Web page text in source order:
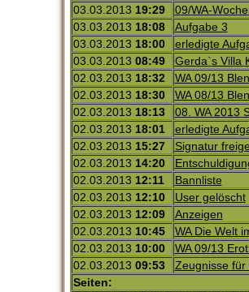
03.03.2013 19:29 09/WA-
03.03.2013 18:08 Aufgabe 3
03.03.2013 18:00 erledigte
03.03.2013 08:49 Gerda`s Villa
02.03.2013 18:32 WA 09/13
02.03.2013 18:30 WA 08/13
02.03.2013 18:13 08. WA 2013
02.03.2013 18:01 erledigte
02.03.2013 15:27 Signatur
02.03.2013 14:20
02.03.2013 12:11 Bannliste
02.03.2013 12:10 User gelöscht
02.03.2013 12:09 Anzeigen
02.03.2013 10:45 WA Die Welt
02.03.2013 10:00 WA 09/13
02.03.2013 09:53 Zeugnisse
Seiten: